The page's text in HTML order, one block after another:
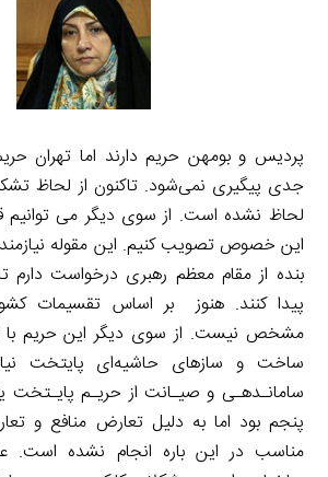
پردیس و بومهن حریم دارند اما تهران
جدی پیگیری نمی‌شود. تاکنون از لحاظ
لحاظ نشده است. از سوی دیگر می توانیم
این خصوص تصویب کنیم. این مقوله نیازمند
بنده از مقام معظم رهبری درخواست دارم
پیدا کنند. هنوز بر اساس تقسیمات
مشخص نیست. از سوی دیگر این حریم با
ساخت و سازهای حاشیه‌ای پایتخت
سامانـدهـی و صیـانت از حریـم پایـتخت
پنجم بود اما به دلیل تعارض منافع و
مناسب در این باره انجام نشده